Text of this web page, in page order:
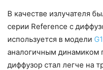
В качестве излучателя
серии Reference с
используется в модели
аналогичным динамиком
диффузор стал легче на